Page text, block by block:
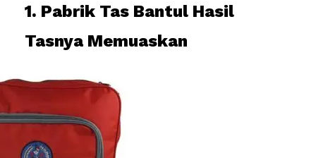
1. Pabrik Tas Bantul Hasil
Tasnya Memuaskan